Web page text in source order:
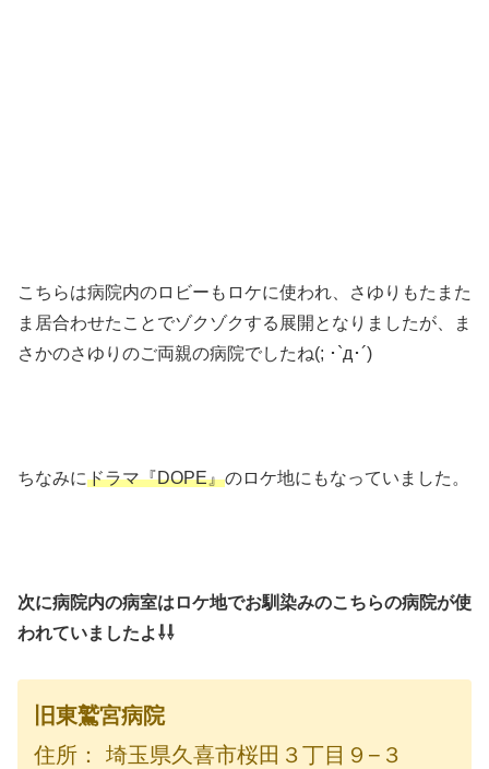
こちらは病院内のロビーもロケに使われ、さゆりもたまた
ま居合わせたことでゾクゾクする展開となりましたが、ま
さかのさゆりのご両親の病院でしたね(; ･`д･´)
ちなみにドラマ『DOPE』のロケ地にもなっていました。
次に病院内の病室はロケ地でお馴染みのこちらの病院が使
われていましたよ⇩⇩
旧東鷲宮病院
住所： 埼玉県久喜市桜田３丁目９−３